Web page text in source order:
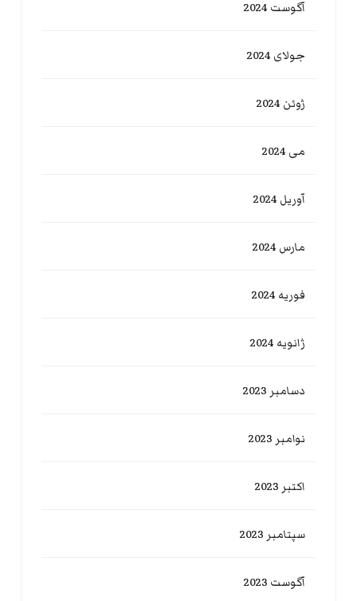
آگوست 2024
جولای 2024
ژوئن 2024
می 2024
آوریل 2024
مارس 2024
فوریه 2024
ژانویه 2024
دسامبر 2023
نوامبر 2023
اکتبر 2023
سپتامبر 2023
آگوست 2023